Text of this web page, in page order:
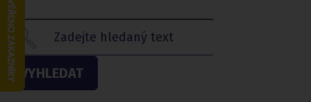
VYHLEDAT